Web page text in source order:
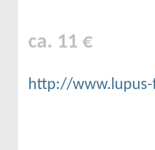
ca. 11 €
http://www.lupus-